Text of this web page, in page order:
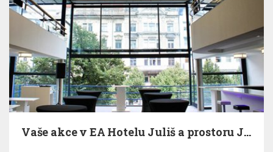
Vaše akce v EA Hotelu Juliš a prostoru Juliš Hub…